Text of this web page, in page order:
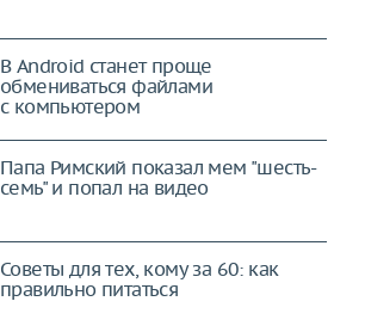
В Android станет проще
обмениваться файлами
с компьютером
Папа Римский показал мем "шесть-
семь" и попал на видео
Советы для тех, кому за 60: как
правильно питаться